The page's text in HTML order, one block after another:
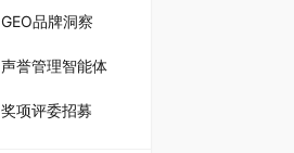
GEO品牌洞察
声誉管理智能体
奖项评委招募